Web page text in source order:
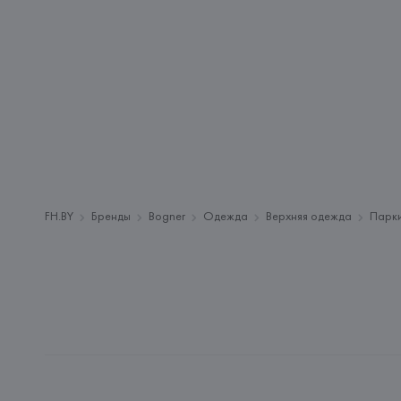
FH.BY Бренды Bogner Одежда Верхняя одежда